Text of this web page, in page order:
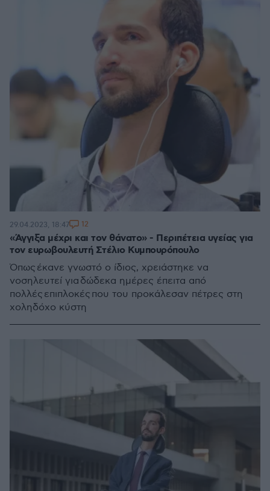
«Άγγιξα μέχρι και τον θάνατο» - Περιπέτεια υγείας για
τον ευρωβουλευτή Στέλιο Κυμπουρόπουλο
Όπως έκανε γνωστό ο ίδιος, χρειάστηκε να
νοσηλευτεί για δώδεκα ημέρες έπειτα από
πολλές επιπλοκές που του προκάλεσαν πέτρες στη
χοληδόχο κύστη
29.04.2023, 18:47 12